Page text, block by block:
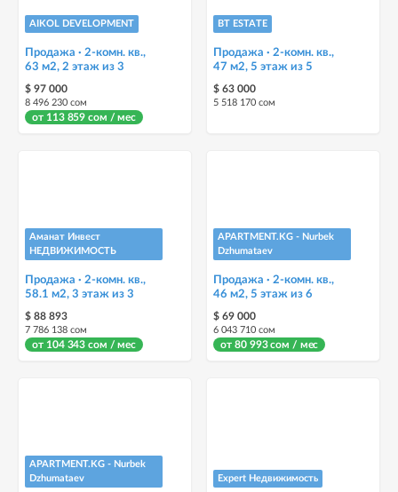
AIKOL DEVELOPMENT
Продажа · 2-комн. кв.,
63 м2, 2 этаж из 3
$ 97 000
8 496 230 сом
от 113 859 сом / мес
BT ESTATE
Продажа · 2-комн. кв.,
47 м2, 5 этаж из 5
$ 63 000
5 518 170 сом
Аманат Инвест
НЕДВИЖИМОСТЬ
Продажа · 2-комн. кв.,
58.1 м2, 3 этаж из 3
$ 88 893
7 786 138 сом
от 104 343 сом / мес
APARTMENT.KG - Nurbek
Dzhumataev
Продажа · 2-комн. кв.,
46 м2, 5 этаж из 6
$ 69 000
6 043 710 сом
от 80 993 сом / мес
APARTMENT.KG - Nurbek
Dzhumataev
Expert Недвижимость